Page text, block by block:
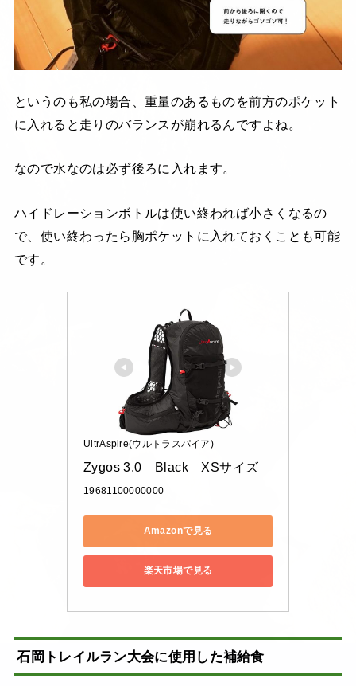
というのも私の場合、重量のあるものを前方のポケット
に入れると走りのバランスが崩れるんですよね。
なので水なのは必ず後ろに入れます。
ハイドレーションボトルは使い終われば小さくなるの
で、使い終わったら胸ポケットに入れておくことも可能
です。
UltrAspire(ウルトラスパイア)
Zygos 3.0　Black　XSサイズ
19681100000000
Amazonで見る
楽天市場で見る
石岡トレイルラン大会に使用した補給食